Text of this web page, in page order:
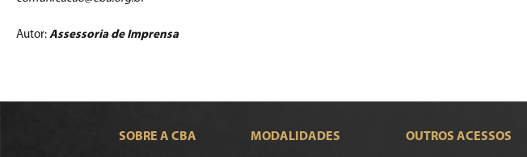
Autor: Assessoria de Imprensa
SOBRE A CBA MODALIDADES OUTROS ACESSOS